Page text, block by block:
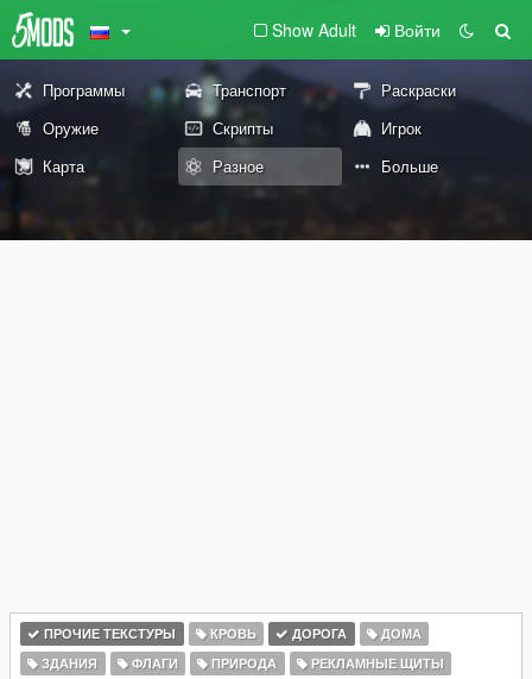
Show Adult Войти
Программы Транспорт
Раскраски
Оружие
Скрипты
Игрок
Карта
Разное Больше
ПРОЧИЕ ТЕКСТУРЫ КРОВЬ ДОРОГА
ДОМА
ЗДАНИЯ
ФЛАГИ ПРИРОДА
РЕКЛАМНЫЕ ЩИТЫ